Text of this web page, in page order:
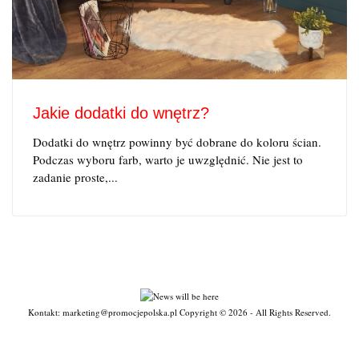
Jakie dodatki do wnętrz?
Dodatki do wnętrz powinny być dobrane do koloru ścian.
Podczas wyboru farb, warto je uwzględnić. Nie jest to
zadanie proste,...
Kontakt: marketing@promocjepolska.pl Copyright © 2026 - All Rights Reserved.